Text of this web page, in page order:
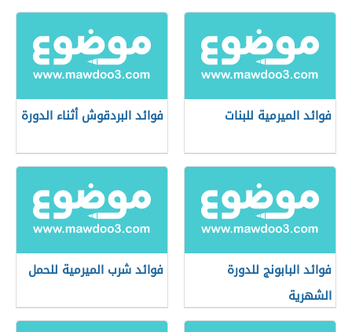
فوائد الميرمية للبنات فوائد البردقوش أثناء الدورة
فوائد البابونج للدورة
الشهرية
فوائد شرب الميرمية للحمل